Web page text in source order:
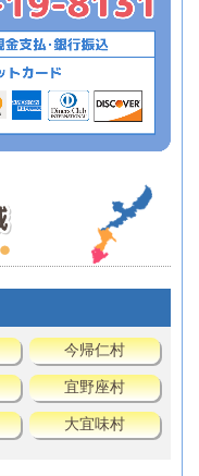
今帰仁村
宜野座村
大宜味村